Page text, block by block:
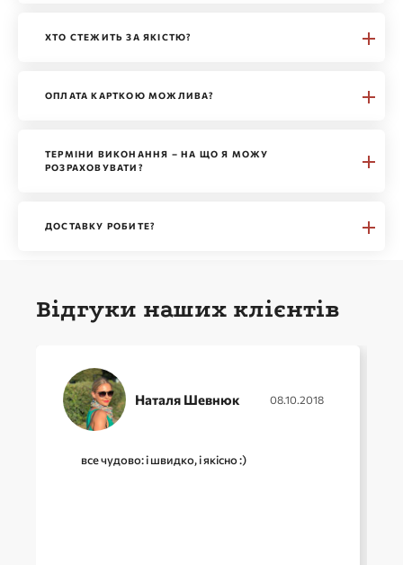
ХТО СТЕЖИТЬ ЗА ЯКІСТЮ?
ОПЛАТА КАРТКОЮ МОЖЛИВА?
ТЕРМІНИ ВИКОНАННЯ – НА ЩО Я МОЖУ
РОЗРАХОВУВАТИ?
ДОСТАВКУ РОБИТЕ?
Відгуки наших клієнтів
Наталя Шевнюк 08.10.2018
все чудово: і швидко, і якісно :)